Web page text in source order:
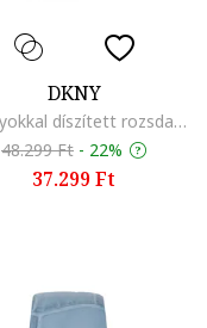
DKNY
Kristályokkal díszített rozsdamentes acél karóra, Ezüstszín
48.299 Ft - 22%
37.299 Ft